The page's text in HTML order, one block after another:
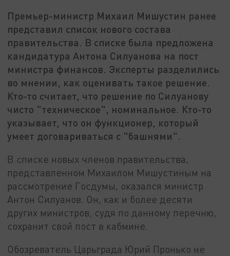
Премьер-министр Михаил Мишустин ранее
представил список нового состава
правительства. В списке была предложена
кандидатура Антона Силуанова на пост
министра финансов. Эксперты разделились
во мнении, как оценивать такое решение.
Кто-то считает, что решение по Силуанову
чисто "техническое", номинальное. Кто-то
указывает, что он функционер, который
умеет договариваться с "башнями".
В списке новых членов правительства,
представленном Михаилом Мишустиным на
рассмотрение Госдумы, оказался министр
Антон Силуанов. Он, как и более десяти
других министров, судя по данному перечню,
сохранит свой пост в кабмине.
Обозреватель Царьграда Юрий Пронько не